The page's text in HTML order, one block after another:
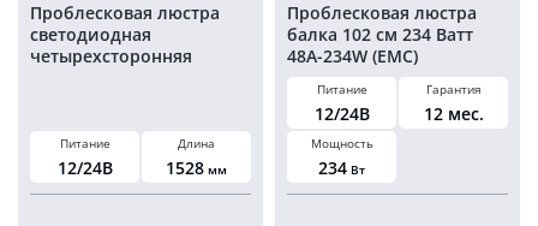
Проблесковая люстра
светодиодная
четырехсторонняя
Питание
12/24В
Длина
1528 мм
Проблесковая люстра
балка 102 см 234 Ватт
48A-234W (EMC)
Питание
12/24В
Гарантия
12 мес.
Мощность
234 Вт